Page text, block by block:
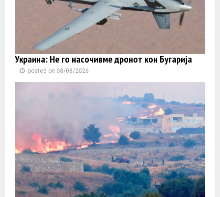
Украина: Не го насочивме дронот кон Бугарија
posted on 08/08/2026